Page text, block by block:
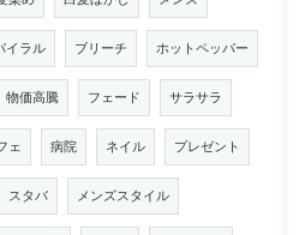
イラル ブリーチ ホットペッパー
物価高騰 フェード サラサラ
ェ 病院 ネイル プレゼント
スタバ メンズスタイル